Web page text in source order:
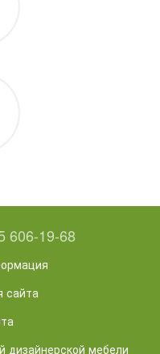
606-19-68
сайта
дизайнерской мебели